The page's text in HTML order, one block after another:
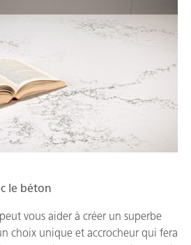
le béton
vous aider à créer un superbe
choix unique et accrocheur qui fera